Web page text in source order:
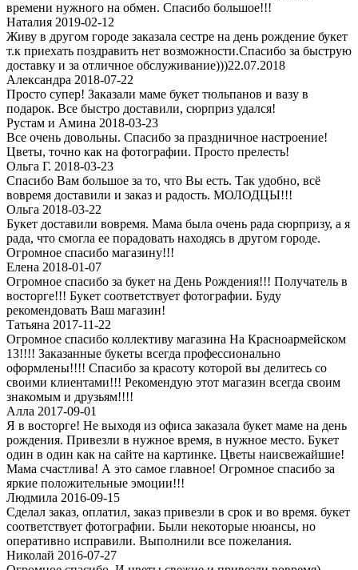
времени нужного на обмен. Спасибо большое!!!
Наталия 2019-02-12
Живу в другом городе заказала сестре на день рождение букет
т.к приехать поздравить нет возможности.Спасибо за быструю
доставку и за отличное обслуживание)))22.07.2018
Александра 2018-07-22
Просто супер! Заказали маме букет тюльпанов и вазу в
подарок. Все быстро доставили, сюрприз удался!
Рустам и Амина 2018-03-23
Все очень довольны. Спасибо за праздничное настроение!
Цветы, точно как на фотографии. Просто прелесть!
Ольга Г. 2018-03-23
Спасибо Вам большое за то, что Вы есть. Так удобно, всё
вовремя доставили и заказ и радость. МОЛОДЦЫ!!!
Ольга 2018-03-22
Букет доставили вовремя. Мама была очень рада сюрпризу, а я
рада, что смогла ее порадовать находясь в другом городе.
Огpомное спасибо магазину!!!
Елена 2018-01-07
Огромное спасибо за букет на День Рождения!!! Получатель в
восторге!!! Букет соответствует фотографии. Буду
рекомендовать Ваш магазин!
Татьяна 2017-11-22
Огромное спасибо коллективу магазина На Красноармейском
13!!!! Заказанные букеты всегда профессионально
оформлены!!!! Спасибо за красоту которой вы делитесь со
своими клиентами!!! Рекомендую этот магазин всегда своим
знакомым и друзьям!!!!
Алла 2017-09-01
Я в восторге! Не выходя из офиса заказала букет маме на день
рождения. Привезли в нужное время, в нужное место. Букет
один в один как на сайте на картинке. Цветы наисвежайшие!
Мама счастлива! А это самое главное! Огромное спасибо за
яркие положительные эмоции!!!
Людмила 2016-09-15
Сделал заказ, оплатил, заказ привезли в срок и во время. букет
соответствует фотографии. Были некоторые нюансы, но
оперативно исправили. Выполнили все пожелания.
Николай 2016-07-27